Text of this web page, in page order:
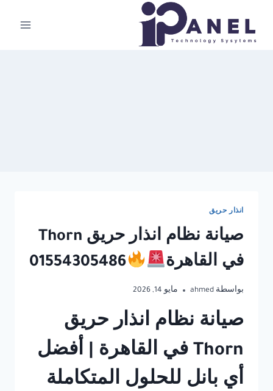
المحتوى
انذار حريق
صيانة نظام انذار حريق Thorn
في القاهرة
01554305486
بواسطة ahmed مايو 14, 2026
صيانة نظام انذار حريق
Thorn في القاهرة | أفضل
أي بانل للحلول المتكاملة